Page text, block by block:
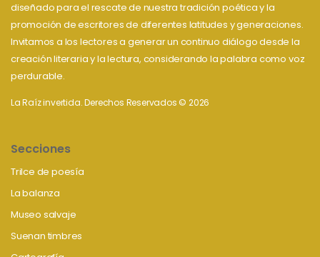
diseñado para el rescate de nuestra tradición poética y la
promoción de escritores de diferentes latitudes y generaciones.
Invitamos a los lectores a generar un continuo diálogo desde la
creación literaria y la lectura, considerando la palabra como voz
perdurable.
La Raíz invertida. Derechos Reservados © 2026
Secciones
Trilce de poesía
La balanza
Museo salvaje
Suenan timbres